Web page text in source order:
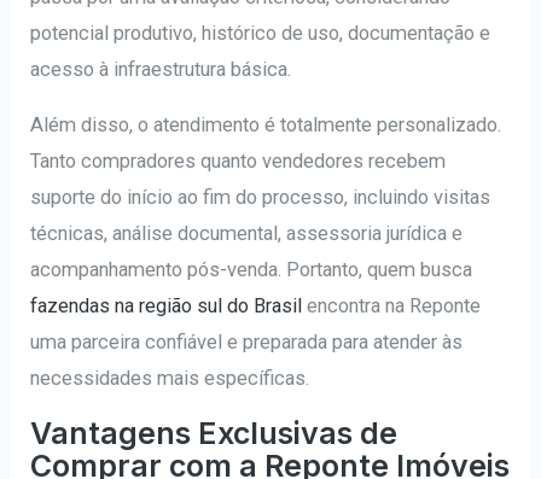
potencial produtivo, histórico de uso, documentação e
acesso à infraestrutura básica.
Além disso, o atendimento é totalmente personalizado.
Tanto compradores quanto vendedores recebem
suporte do início ao fim do processo, incluindo visitas
técnicas, análise documental, assessoria jurídica e
acompanhamento pós-venda. Portanto, quem busca
fazendas na região sul do Brasil encontra na Reponte
uma parceira confiável e preparada para atender às
necessidades mais específicas.
Vantagens Exclusivas de
Comprar com a Reponte Imóveis